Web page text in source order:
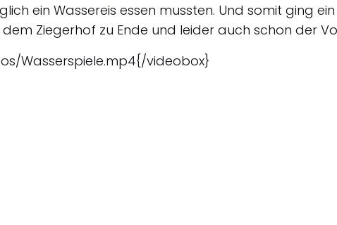
ein Wassereis essen mussten. Und somit ging
Ziegerhof zu Ende und leider auch schon der
Wasserspiele.mp4{/videobox}